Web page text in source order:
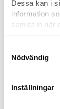
Dessa kan i
information
samlat in när
Nödvändig
Inställningar